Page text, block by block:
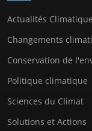
Actualités
Changements
Conservation de
Politique climatique
Sciences du Climat
Solutions et Actions